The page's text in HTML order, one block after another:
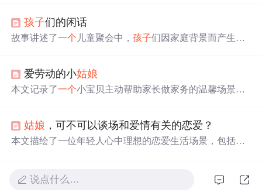
与智慧。
孩子们的闲话
故事讲述了一个 儿童聚会中，孩子们因家庭背景而产生的
爱劳动的小姑娘
本文记录了一个小宝贝主动帮助家长做家务的温馨场景，
姑娘 ，可不可以谈场和爱情有关的恋爱？
本文描绘了一位年轻人心中理想的恋爱生活场景，包括日
说点什么…